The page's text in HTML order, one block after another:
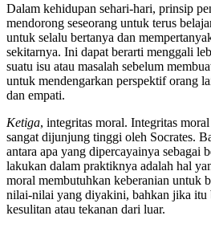
Dalam kehidupan sehari-hari, prinsip
mendorong seseorang untuk terus
untuk selalu bertanya dan
sekitarnya. Ini dapat berarti menggali
suatu isu atau masalah sebelum
untuk mendengarkan perspektif orang
dan empati.
Ketiga, integritas moral. Integritas
sangat dijunjung tinggi oleh Socrates.
antara apa yang dipercayainya sebagai
lakukan dalam praktiknya adalah hal
moral membutuhkan keberanian untuk
nilai-nilai yang diyakini, bahkan jika itu
kesulitan atau tekanan dari luar.